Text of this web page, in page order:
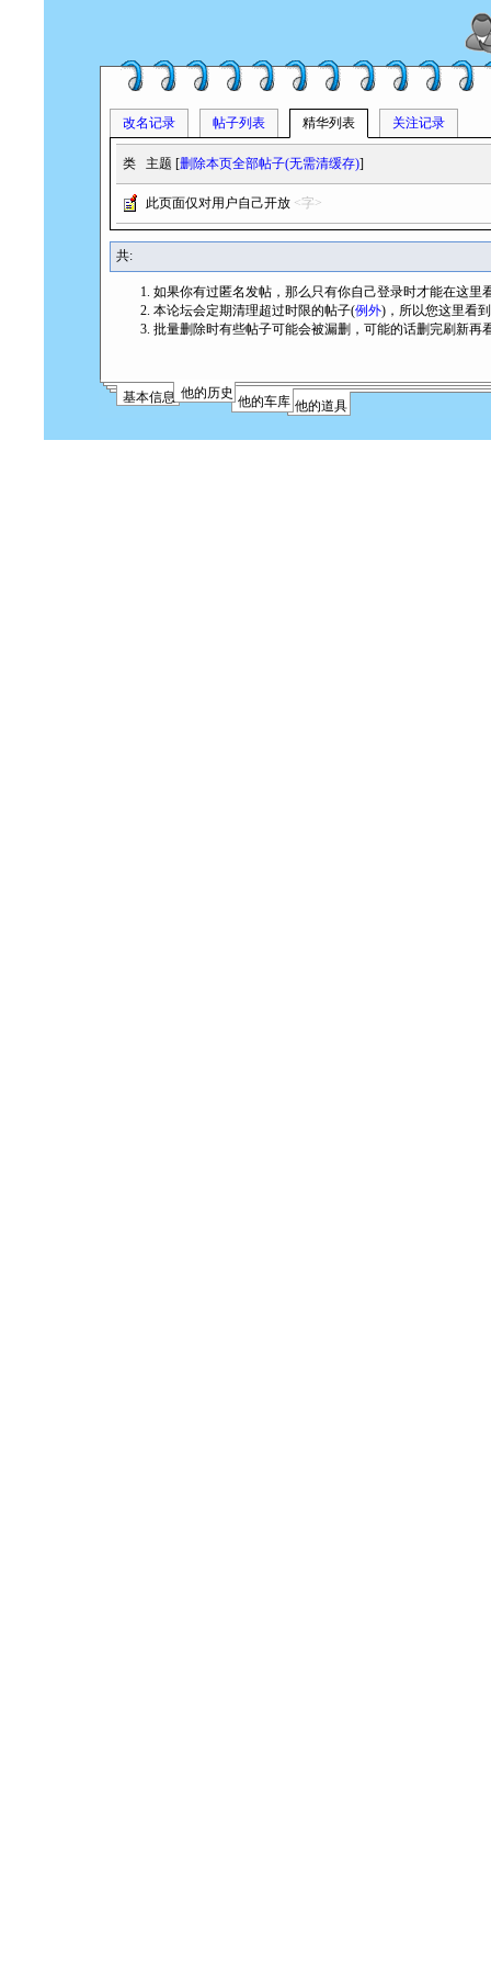
改名记录 帖子列表 精华列表 关注记录
类 主题 [删除本页全部帖子(无需清缓存)]
此页面仅对用户自己开放 <字>
共:
如果你有过匿名发帖，那么只有你自己登录时才能在这里
本论坛会定期清理超过时限的帖子(例外)，所以您这里看
批量删除时有些帖子可能会被漏删，可能的话删完刷新再
基本信息 他的历史
他的车库 他的道具